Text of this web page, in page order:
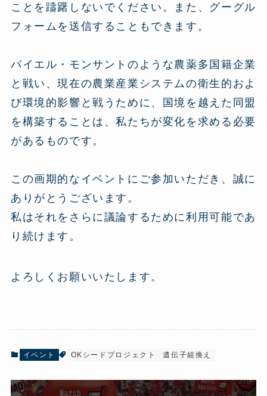
ことを躊躇しないでください。また、グーグル
フォームを送信することもできます。
バイエル・モンサントのような農薬多国籍企業
と戦い、現在の農業産業システムの衛生的およ
び環境的影響と戦うために、国境を越えた同盟
を構築することは、私たちが変化を求める必要
があるものです。
この画期的なイベントにご参加いただき、誠に
ありがとうございます。
私はそれをさらに議論するために利用可能であ
り続けます。
よろしくお願いいたします。
イベント OKシードプロジェクト 遺伝子組換え